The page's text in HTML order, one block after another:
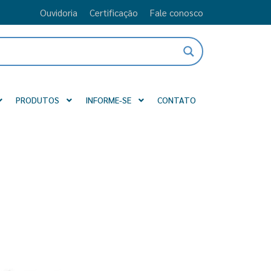
Ouvidoria Certificação Fale conosco
PRODUTOS INFORME-SE CONTATO